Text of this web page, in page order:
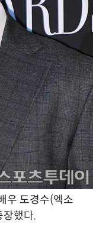
우 도경수(엑소
장했다.